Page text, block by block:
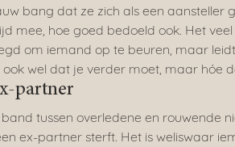
bang dat ze zich als een aansteller
mee, hoe goed bedoeld ook. Het veel
om iemand op te beuren, maar
wel dat je verder moet, maar hóe
partner
tussen overledene en rouwende
ex-partner sterft. Het is weliswaar